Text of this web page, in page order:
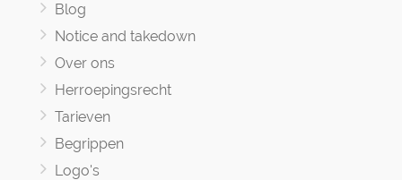
Blog
Notice and takedown
Over ons
Herroepingsrecht
Tarieven
Begrippen
Logo's